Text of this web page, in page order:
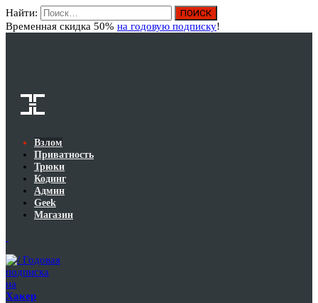
Найти:
Временная скидка 50% на годовую подписку!
Взлом
Приватность
Трюки
Кодинг
Админ
Geek
Магазин
Годовая
подписка
на
Хакер